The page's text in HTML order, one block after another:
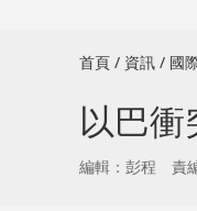
首頁 / 資訊 / 國
以巴
編輯：彭程 責